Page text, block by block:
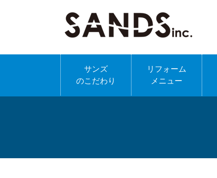
サンズ
のこだわり
リフォーム
メニュー